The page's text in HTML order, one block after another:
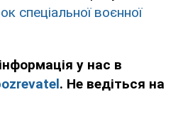
спеціальної воєнної
у нас в
. Не ведіться на